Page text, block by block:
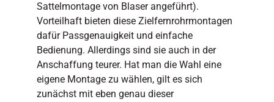
Sattelmontage von Blaser angeführt).
Vorteilhaft bieten diese Zielfernrohrmontagen
dafür Passgenauigkeit und einfache
Bedienung. Allerdings sind sie auch in der
Anschaffung teurer. Hat man die Wahl eine
eigene Montage zu wählen, gilt es sich
zunächst mit eben genau dieser